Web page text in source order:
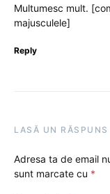
Multumesc mult.
majusculele]
Reply
LASĂ UN RĂSPUNS
Adresa ta de email
sunt marcate cu *